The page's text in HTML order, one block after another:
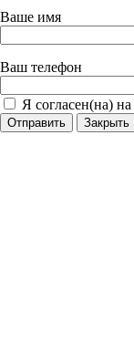
Ваше имя
Ваш телефон
Я согласен(на) на
Отправить Закрыть